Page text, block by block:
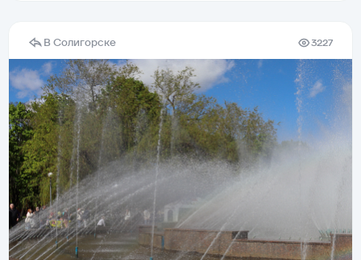
В Солигорске 3227